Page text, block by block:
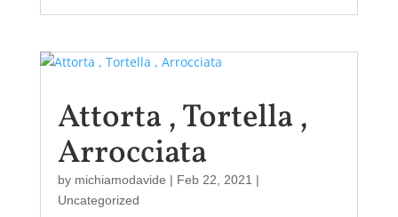
Attorta , Tortella ,
Arrocciata
by michiamodavide | Feb 22, 2021 |
Uncategorized